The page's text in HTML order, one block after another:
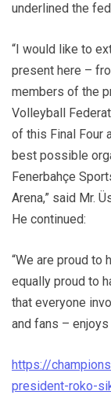
underlined the
“I would like to
present here –
members of the
Volleyball
of this Final Four
best possible
Fenerbahçe
Arena,” said Mr.
He continued:
“We are proud to
equally proud to
that everyone
and fans –
https://
president-roko-